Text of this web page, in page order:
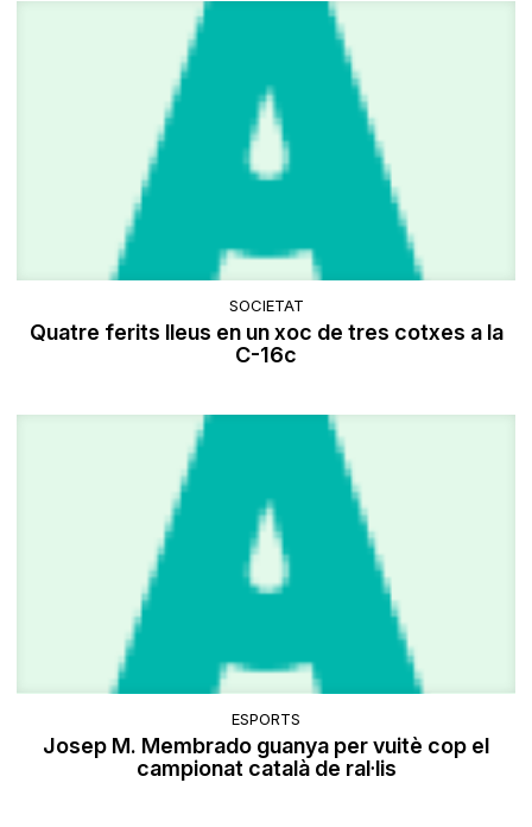
SOCIETAT
Quatre ferits lleus en un xoc de tres cotxes a la
C-16c
ESPORTS
Josep M. Membrado guanya per vuitè cop el
campionat català de ral·lis